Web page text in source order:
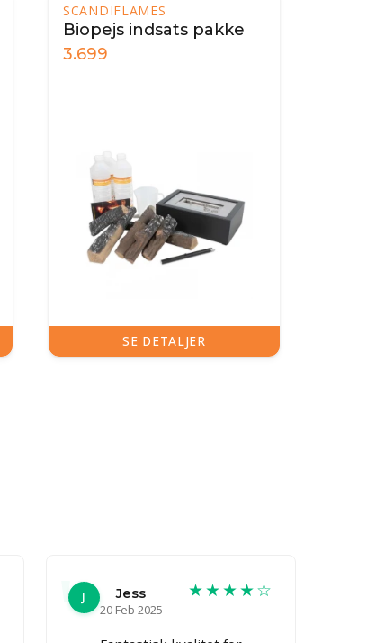
SCANDIFLAMES
Biopejs indsats pakke
3.699
SE DETALJER
J
Jess
20 Feb 2025
★★★★☆